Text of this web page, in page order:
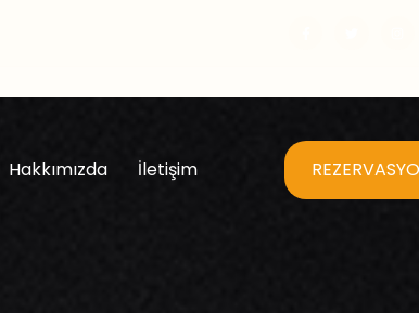
Hakkımızda İletişim